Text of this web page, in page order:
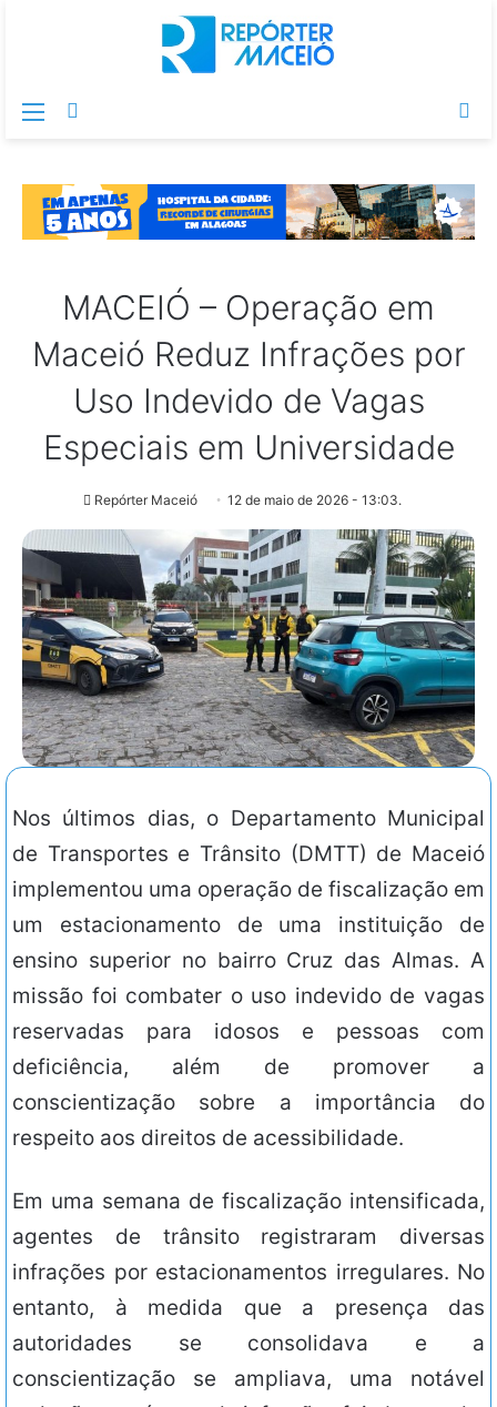
Menu
MACEIÓ – Operação em
Maceió Reduz Infrações por
Uso Indevido de Vagas
Especiais em Universidade
Repórter Maceió 12 de maio de 2026 - 13:03.
Nos últimos dias, o Departamento Municipal
de Transportes e Trânsito (DMTT) de Maceió
implementou uma operação de fiscalização em
um estacionamento de uma instituição de
ensino superior no bairro Cruz das Almas. A
missão foi combater o uso indevido de vagas
reservadas para idosos e pessoas com
deficiência, além de promover a
conscientização sobre a importância do
respeito aos direitos de acessibilidade.
Em uma semana de fiscalização intensificada,
agentes de trânsito registraram diversas
infrações por estacionamentos irregulares. No
entanto, à medida que a presença das
autoridades se consolidava e a
conscientização se ampliava, uma notável